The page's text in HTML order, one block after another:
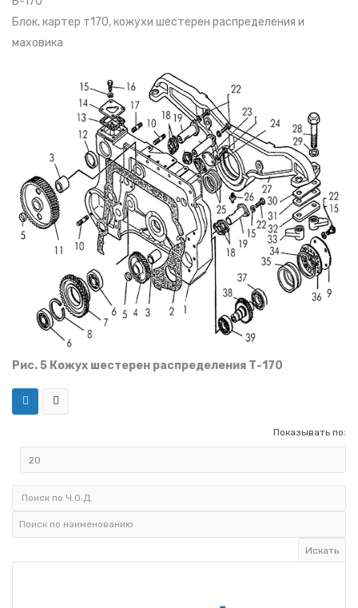
Блок, картер т170, кожухи шестерен распределения и
маховика
Рис. 5 Кожух шестерен распределения Т-170
Показывать по: